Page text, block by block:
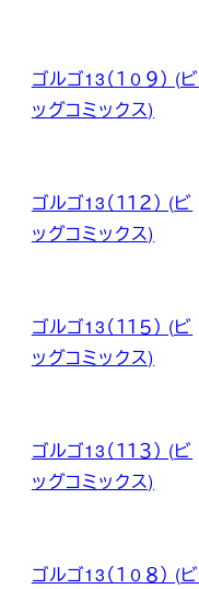
ゴルゴ13（１０９） (ビ
ッグコミックス)
ゴルゴ13（１１２） (ビ
ッグコミックス)
ゴルゴ13（１１５） (ビ
ッグコミックス)
ゴルゴ13（１１３） (ビ
ッグコミックス)
ゴルゴ13（１０８） (ビ